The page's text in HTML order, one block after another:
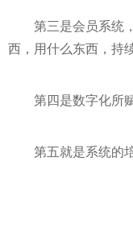
第三是会员系统
西，用什么东西，持
第四是数字化所
第五就是系统的